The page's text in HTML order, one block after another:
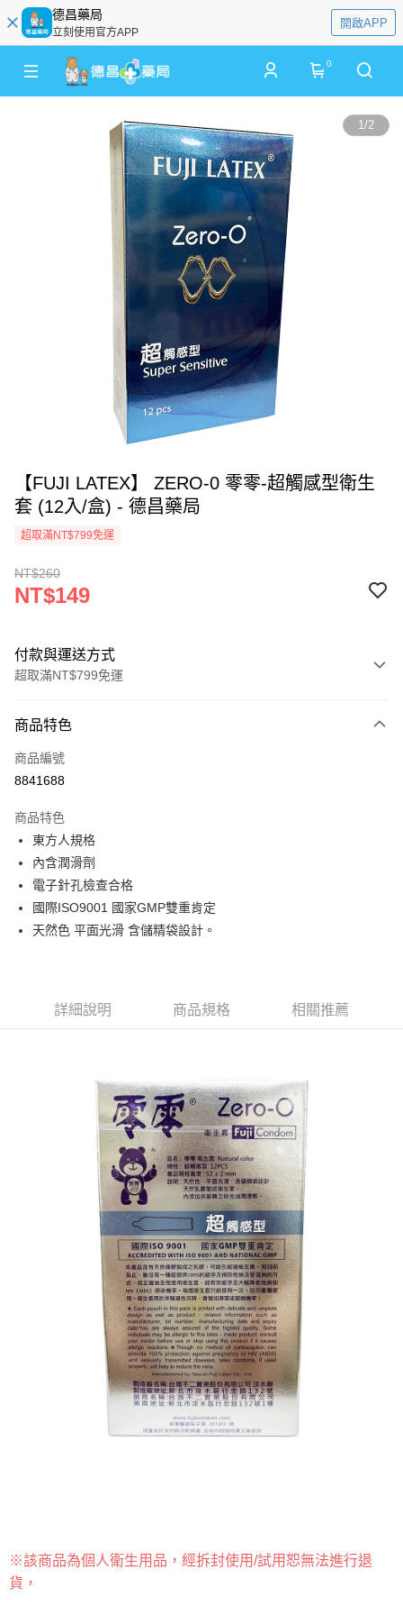
德昌藥局
立刻使用官方APP
開啟APP
0
1/2
【FUJI LATEX】 ZERO-0 零零-超觸感型衛生
套 (12入/盒) - 德昌藥局
超取滿NT$799免運
NT$260
NT$149
付款與運送方式
超取滿NT$799免運
信用卡一次付款
超商取貨付款
Apple Pay
街口支付
悠遊付
Google Pay
AFTEE先享後付
１．簡單：不需註冊會員、不需綁卡、不需儲值。
２．便利：只要手機號碼，簡訊認證，即可結帳。
３．安心：先確認商品／服務後，再付款。
【「AFTEE先享後付」結帳流程】
１．於結帳方式選擇「AFTEE先享後付」後，將跳轉至「AFTEE先享後付」
結帳頁面，進行簡訊認證並確認金額後，即可完成結帳。
２．訂單成立數日內，您將收到繳費通知簡訊。
３．收到繳費通知簡訊後14天內，點擊此簡訊中的連結，可透過四大超商／
ATM／網路銀行／等多元方式進行付款，方視為交易完成。
※ 請注意：結帳手續完成當下不需立刻繳費，但若您需要取消訂單，請聯絡
購買商品的店家。未經商家同意取消之訂單仍視為有效，需透過AFTEE先享
後付繳納相關費用。
※ 交易是否成功請以「AFTEE先享後付 」之結帳頁面顯示為準，若有關於
是否繳費成功／繳費後需取消欲退款等相關疑問，請聯繫「AFTEE先享後付
https://netprotections.freshdesk.com/support/home
１．透過由恩沛科技股份有限公司提供之「AFTEE先享後付」服務完成之交
易，需依本服務之必要範圍內提供個人資料，並將交易相關給付款項請求債
權轉讓予恩沛科技股份有限公司。
２．關於個人資料處理事宜，請瀏覽以下網址：
５．嚴禁一人註冊多個帳號或使用他人資訊註冊。若發現惡意使用之情形，
恩沛科技股份有限公司將有權停止該用戶之使用額度並採取法律行動。
每筆NT$60，滿NT$799(含以上)免運費
每筆NT$60，滿NT$799(含以上)免運費
7-11取貨(快速到店)
每筆NT$95，滿NT$799(含以上)免運費
每筆NT$100，滿NT$799(含以上)免運費
每筆NT$50，滿NT$299(含以上)免運費
商品特色
商品編號
8841688
商品特色
東方人規格
內含潤滑劑
電子針孔檢查合格
國際ISO9001 國家GMP雙重肯定
天然色 平面光滑 含儲精袋設計。
詳細說明 商品規格 相關推薦
※該商品為個人衛生用品，經拆封使用/試用恕無法進行退
貨，